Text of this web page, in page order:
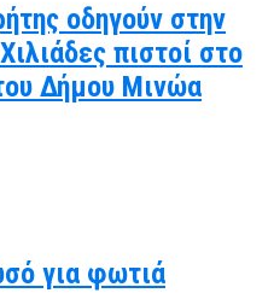
οδηγούν στην
πιστοί στο
Δήμου Μινώα
για φωτιά